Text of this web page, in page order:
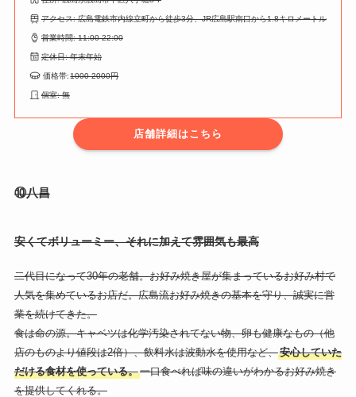
アクセス: 広島電鉄市内線立町から徒歩3分、JR広島駅南口から1.8キロメートル
営業時間: 11:00-22:00
定休日: 年末年始
価格帯: 1000-2000円
個室: 無
店舗詳細はこちら
⑩八昌
安くてボリューミー、それに加えて雰囲気も最高
二代目になって30年の老舗。お好み焼き屋が集まっているお好み村で
人気を集めているお店だ。広島流お好み焼きの基本を守り、誠実に営
業を続けてきた。
食は命の源。キャベツは化学汚染されてない物、卵も健康なもの（他
店のものより値段は2倍）、飲料水は波動水を使用など、安心していた
だける食材を使っている。一口食べれば味の違いがわかるお好み焼き
を提供してくれる。